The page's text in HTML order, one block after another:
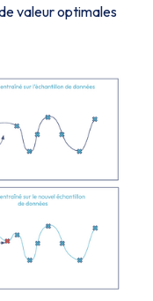
valeur optimales